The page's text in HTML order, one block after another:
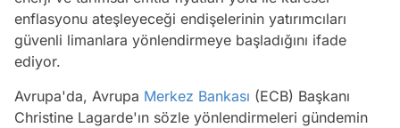
enflasyonu ateşleyeceği endişelerinin yatırımcıları
güvenli limanlara yönlendirmeye başladığını ifade
ediyor.
Avrupa'da, Avrupa Merkez Bankası (ECB) Başkanı
Christine Lagarde'ın sözle yönlendirmeleri gündemin